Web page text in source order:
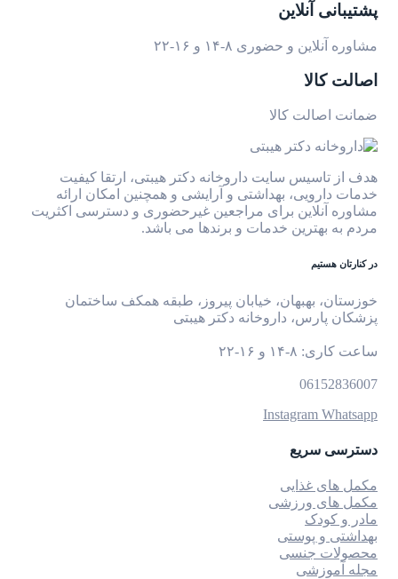
پشتیبانی آنلاین
مشاوره آنلاین و حضوری ۸-۱۴ و ۱۶-۲۲
اصالت کالا
ضمانت اصالت کالا
هدف از تاسیس سایت داروخانه دکتر هیبتی، ارتقا کیفیت
خدمات دارویی، بهداشتی و آرایشی و همچنین امکان ارائه
مشاوره آنلاین برای مراجعین غیرحضوری و دسترسی اکثریت
مردم به بهترین خدمات و برندها می باشد.
در کنارتان هستیم
خوزستان، بهبهان، خیابان پیروز، طبقه همکف ساختمان
پزشکان پارس، داروخانه دکتر هیبتی
ساعت کاری: ۸-۱۴ و ۱۶-۲۲
06152836007
Instagram Whatsapp
دسترسی سریع
مکمل های غذایی
مکمل های ورزشی
مادر و کودک
بهداشتی و پوستی
محصولات جنسی
مجله آموزشی